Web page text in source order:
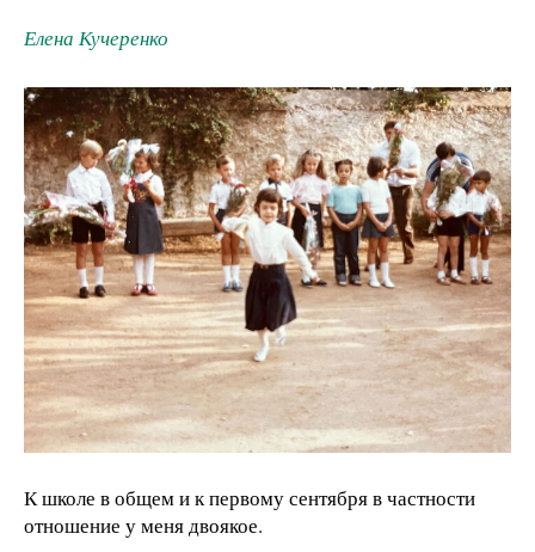
Елена Кучеренко
К школе в общем и к первому сентября в частности
отношение у меня двоякое.